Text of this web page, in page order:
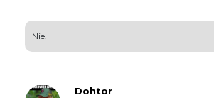
Nie.
Dohtor